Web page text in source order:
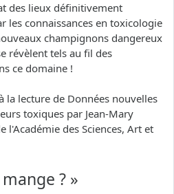
des lieux définitivement
les connaissances en toxicologie
champignons dangereux
révèlent tels au fil des
ce domaine !
la lecture de Données nouvelles
toxiques par Jean-Mary
l'Académie des Sciences, Art et
? »